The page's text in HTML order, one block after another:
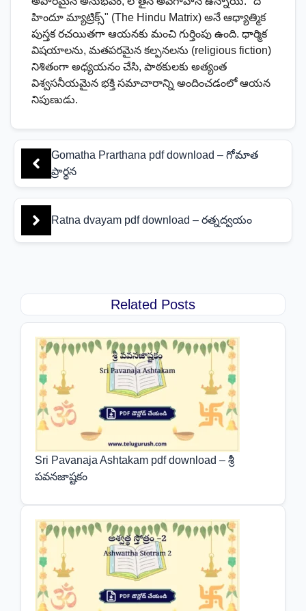
హిందూ మ్యాట్రిక్స్" (The Hindu Matrix) అనే ఆధ్యాత్మిక
పుస్తక రచయితగా ఆయనకు మంచి గుర్తింపు ఉంది. ధార్మిక
విషయాలను, మతపరమైన కల్పనలను (religious fiction)
నిశితంగా అధ్యయనం చేసి, పాఠకులకు అత్యంత
విశ్వసనీయమైన భక్తి సమాచారాన్ని అందించడంలో ఆయన
నిపుణుడు.
Gomatha Prarthana pdf download – గోమాత
ప్రార్థన
Ratna dvayam pdf download – రత్నద్వయం
Related Posts
Sri Pavanaja Ashtakam pdf download – శ్రీ
పవనజాష్టకం